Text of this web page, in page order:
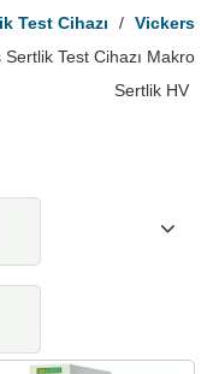
Test Cihazı / Vickers
Sertlik Test Cihazı Makro
Sertlik HV